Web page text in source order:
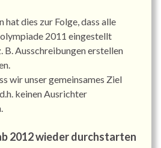
hat dies zur Folge, dass alle
2011 eingestellt
B. Ausschreibungen erstellen
wir unser gemeinsames Ziel
keinen Ausrichter
2012 wieder durchstarten